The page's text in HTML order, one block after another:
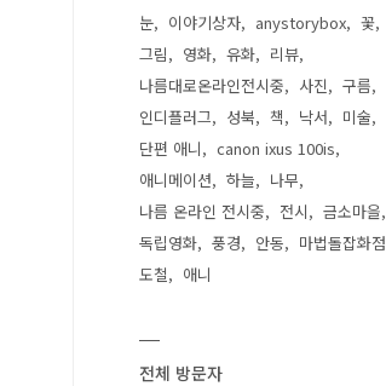
눈 이야기상자 anystorybox
꽃
그림
영화 유화
리뷰
나름대로온라인전시중
사진
구름
인디플러그
성북 책 낙서
미술
단편 애니
canon ixus 100is
애니메이션
하늘
나무
나름 온라인 전시중
전시
금소마을
독립영화
풍경 안동
마법돌잡화점
도철
애니
전체 방문자